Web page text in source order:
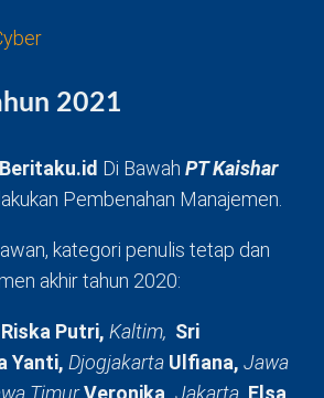
2021
Beritaku.id Di Bawah PT Kaishar
Pembenahan Manajemen.
kategori penulis tetap dan
akhir tahun 2020:
Riska Putri, Kaltim, Sri
Yanti, Djogjakarta Ulfiana, Jawa
TimurVeronika, Jakarta Elsa,